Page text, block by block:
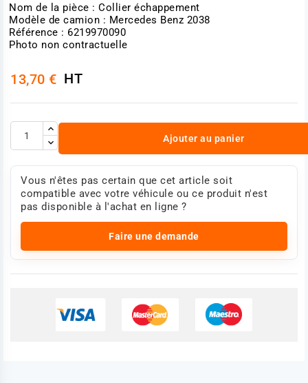
Nom de la pièce : Collier échappement
Modèle de camion : Mercedes Benz 2038
Référence : 6219970090
Photo non contractuelle
13,70 € HT
Ajouter au panier
Vous n'êtes pas certain que cet article soit
compatible avec votre véhicule ou ce produit n'est
pas disponible à l'achat en ligne ?
Faire une demande